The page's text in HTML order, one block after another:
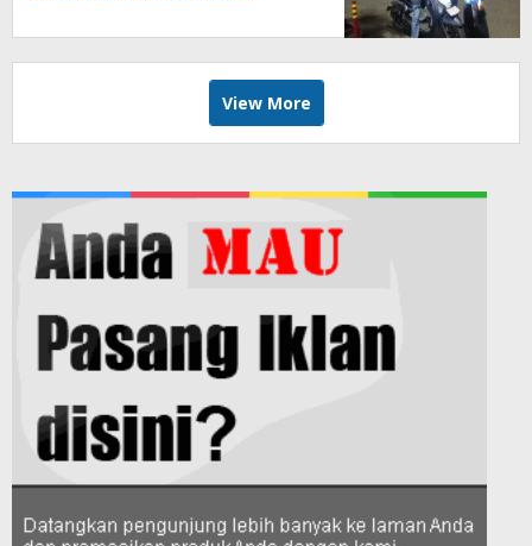
melalui Riset FOTOFOBIA
View More